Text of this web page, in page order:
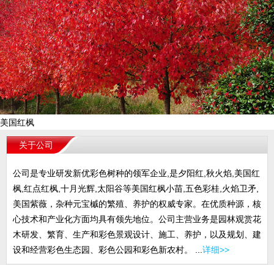
美国红枫
关于公司
公司是专业研发新优彩色树种的领军企业,是夕阳红,秋火焰,美国红
枫,红点红枫,十月光辉,太阳谷等美国红枫小苗,五色彩桂,火焰卫矛,
美国紫薇，杂种元宝槭的繁殖、养护的权威专家。在优质种源，核
心技术和产业化方面均具有领先地位。公司主营业务是园林观赏花
木研发、繁育、生产和彩色景观设计、施工、养护，以及规划、建
设和经营彩色生态园、彩色公园和彩色新农村。 ...详细>>